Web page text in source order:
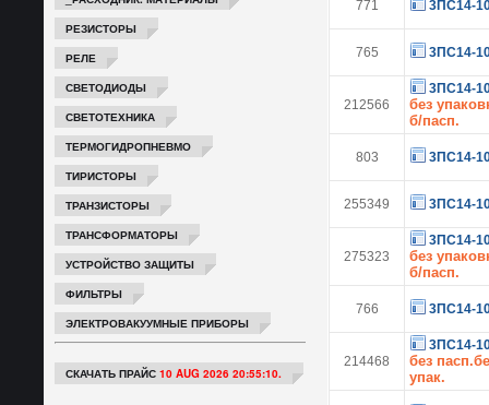
РЕЗИСТОРЫ
РЕЛЕ
СВЕТОДИОДЫ
СВЕТОТЕХНИКА
ТЕРМОГИДРОПНЕВМО
ТИРИСТОРЫ
ТРАНЗИСТОРЫ
ТРАНСФОРМАТОРЫ
УСТРОЙСТВО ЗАЩИТЫ
ФИЛЬТРЫ
ЭЛЕКТРОВАКУУМНЫЕ ПРИБОРЫ
СКАЧАТЬ ПРАЙС 10 AUG 2026 20:55:10.
771 3ПС14-
765 3ПС14-
212566
3ПС14-
без
б/пасп.
803 3ПС14-
255349 3ПС14-
275323
3ПС14-
без
б/пасп.
766 3ПС14-
214468
3ПС14-
без
упак.